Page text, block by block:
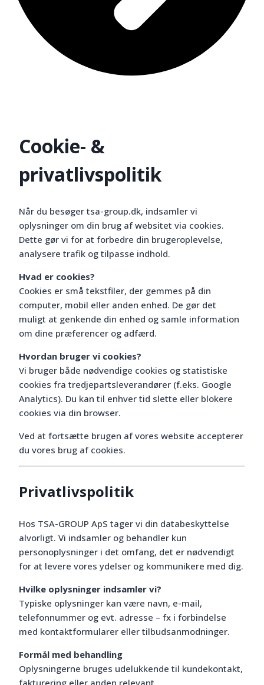
Cookie- &
privatlivspolitik
Når du besøger tsa-group.dk, indsamler vi
oplysninger om din brug af websitet via cookies.
Dette gør vi for at forbedre din brugeroplevelse,
analysere trafik og tilpasse indhold.
Hvad er cookies?
Cookies er små tekstfiler, der gemmes på din
computer, mobil eller anden enhed. De gør det
muligt at genkende din enhed og samle information
om dine præferencer og adfærd.
Hvordan bruger vi cookies?
Vi bruger både nødvendige cookies og statistiske
cookies fra tredjepartsleverandører (f.eks. Google
Analytics). Du kan til enhver tid slette eller blokere
cookies via din browser.
Ved at fortsætte brugen af vores website accepterer
du vores brug af cookies.
Privatlivspolitik
Hos TSA-GROUP ApS tager vi din databeskyttelse
alvorligt. Vi indsamler og behandler kun
personoplysninger i det omfang, det er nødvendigt
for at levere vores ydelser og kommunikere med dig.
Hvilke oplysninger indsamler vi?
Typiske oplysninger kan være navn, e-mail,
telefonnummer og evt. adresse – fx i forbindelse
med kontaktformularer eller tilbudsanmodninger.
Formål med behandling
Oplysningerne bruges udelukkende til kundekontakt,